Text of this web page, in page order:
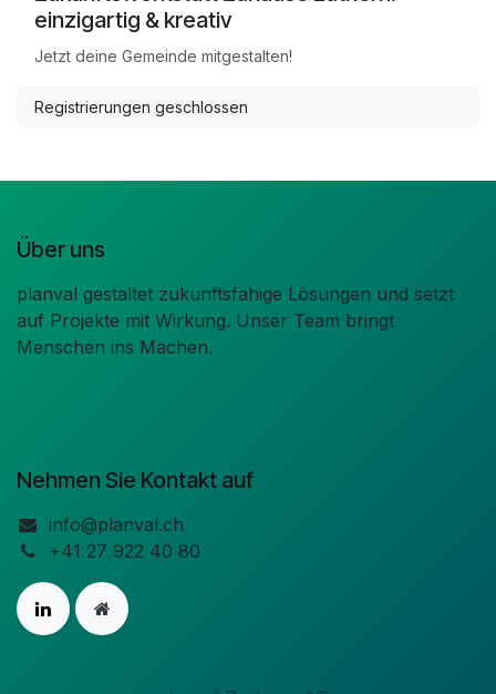
einzigartig & kreativ
Jetzt deine Gemeinde mitgestalten!
Registrierungen geschlossen
Über uns
planval gestaltet zukunftsfähige Lösungen und setzt
auf Projekte mit Wirkung. Unser Team bringt
Menschen ins Machen.
Nehmen Sie Kontakt auf
info@planval.ch
+41 27 922 40 80